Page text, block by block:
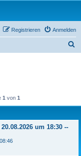
Anmelden
Registrieren
1 von 1
um 18:30 --